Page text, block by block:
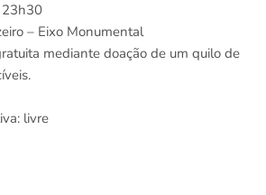
23h30
– Eixo Monumental
mediante doação de um quilo de
livre